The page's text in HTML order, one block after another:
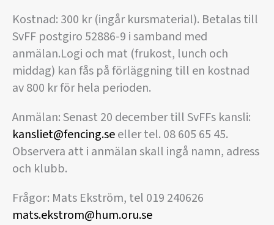
Kostnad: 300 kr (ingår kursmaterial). Betalas till
SvFF postgiro 52886-9 i samband med
anmälan.Logi och mat (frukost, lunch och
middag) kan fås på förläggning till en kostnad
av 800 kr för hela perioden.
Anmälan: Senast 20 december till SvFFs kansli:
kansliet@fencing.seeller tel. 08 605 65 45.
Observera att i anmälan skall ingå namn, adress
och klubb.
Frågor: Mats Ekström, tel 019 240626
mats.ekstrom@hum.oru.se